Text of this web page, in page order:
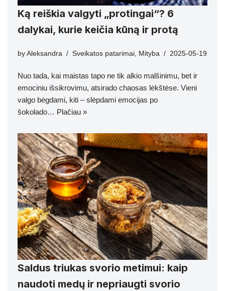
Ką reiškia valgyti „protingai“? 6
dalykai, kurie keičia kūną ir protą
by Aleksandra Sveikatos patarimai, Mityba 2025-05-19
Nuo tada, kai maistas tapo ne tik alkio malšinimu, bet ir
emociniu išsikrovimu, atsirado chaosas lėkštėse. Vieni
valgo bėgdami, kiti – slėpdami emocijas po
šokolado… Plačiau »
Saldus triukas svorio metimui: kaip
naudoti medų ir nepriaugti svorio